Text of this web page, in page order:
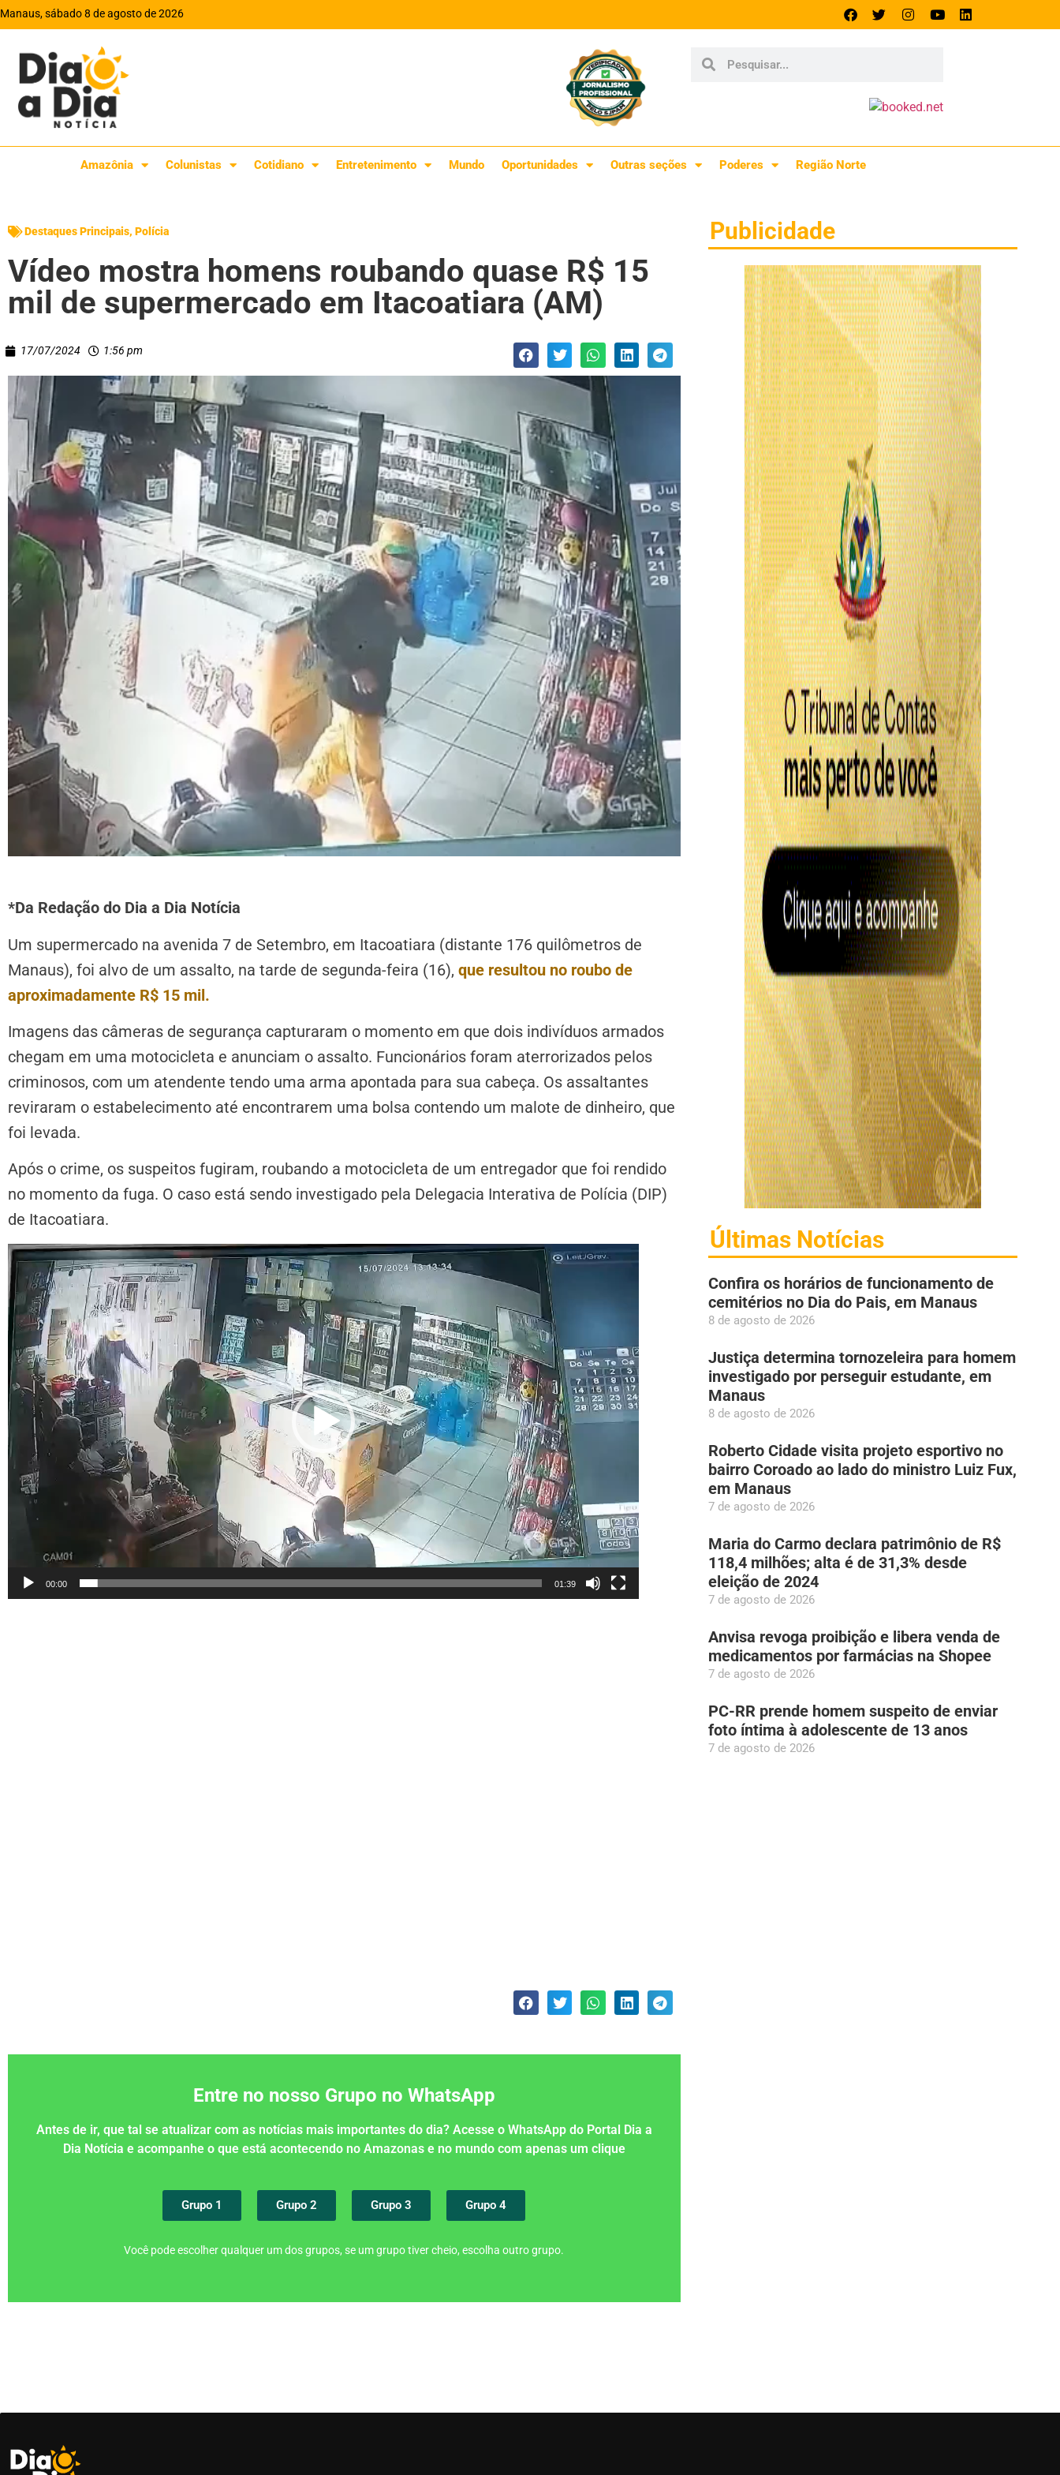
Manaus, sábado 8 de agosto de 2026
Amazônia Colunistas Cotidiano Entretenimento Mundo Oportunidades Outras seções Poderes Região Norte
Destaques Principais, Polícia
Vídeo mostra homens roubando quase R$ 15
mil de supermercado em Itacoatiara (AM)
17/07/2024 1:56 pm
*Da Redação do Dia a Dia Notícia
Um supermercado na avenida 7 de Setembro, em Itacoatiara (distante 176 quilômetros de
Manaus), foi alvo de um assalto, na tarde de segunda-feira (16), que resultou no roubo de
aproximadamente R$ 15 mil.
Imagens das câmeras de segurança capturaram o momento em que dois indivíduos armados
chegam em uma motocicleta e anunciam o assalto. Funcionários foram aterrorizados pelos
criminosos, com um atendente tendo uma arma apontada para sua cabeça. Os assaltantes
reviraram o estabelecimento até encontrarem uma bolsa contendo um malote de dinheiro, que
foi levada.
Após o crime, os suspeitos fugiram, roubando a motocicleta de um entregador que foi rendido
no momento da fuga. O caso está sendo investigado pela Delegacia Interativa de Polícia (DIP)
de Itacoatiara.
Tocador
de
vídeo
00:00 01:39
Entre no nosso Grupo no WhatsApp
Antes de ir, que tal se atualizar com as notícias mais importantes do dia? Acesse o WhatsApp do Portal Dia a
Dia Notícia e acompanhe o que está acontecendo no Amazonas e no mundo com apenas um clique
Grupo 1 Grupo 2 Grupo 3 Grupo 4
Você pode escolher qualquer um dos grupos, se um grupo tiver cheio, escolha outro grupo.
Publicidade
Últimas Notícias
Confira os horários de funcionamento de
cemitérios no Dia do Pais, em Manaus
8 de agosto de 2026
Justiça determina tornozeleira para homem
investigado por perseguir estudante, em
Manaus
8 de agosto de 2026
Roberto Cidade visita projeto esportivo no
bairro Coroado ao lado do ministro Luiz Fux,
em Manaus
7 de agosto de 2026
Maria do Carmo declara patrimônio de R$
118,4 milhões; alta é de 31,3% desde
eleição de 2024
7 de agosto de 2026
Anvisa revoga proibição e libera venda de
medicamentos por farmácias na Shopee
7 de agosto de 2026
PC-RR prende homem suspeito de enviar
foto íntima à adolescente de 13 anos
7 de agosto de 2026